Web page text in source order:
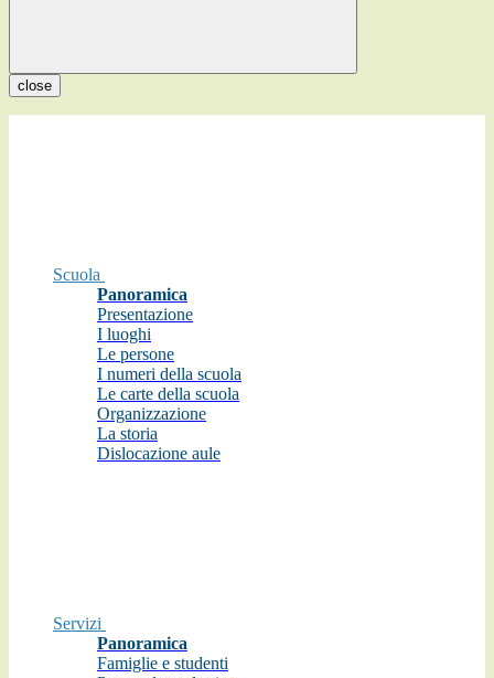
close
Scuola
Panoramica
Presentazione
I luoghi
Le persone
I numeri della scuola
Le carte della scuola
Organizzazione
La storia
Dislocazione aule
Servizi
Panoramica
Famiglie e studenti